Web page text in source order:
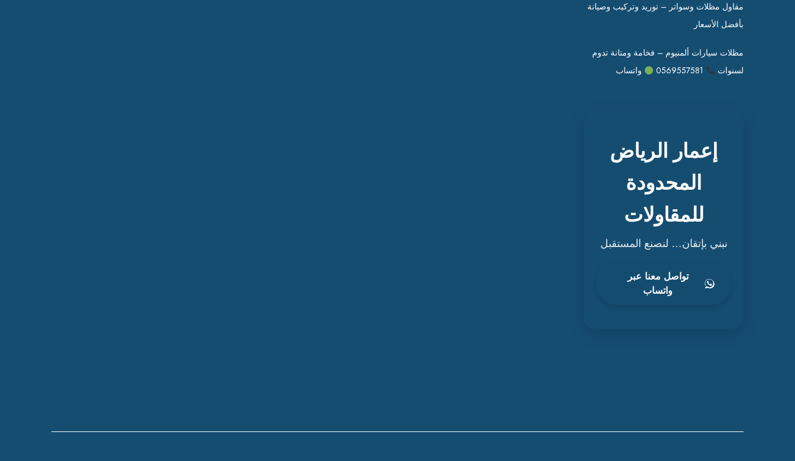
مقاول مظلات وسواتر – توريد وتركيب وصيانة
بأفضل الأسعار
مظلات سيارات ألمنيوم – فخامة ومتانة تدوم
لسنوات
واتساب
إعمار الرياض
المحدودة
للمقاولات
نبني بإتقان… لنصنع المستقبل
تواصل معنا عبر
واتساب